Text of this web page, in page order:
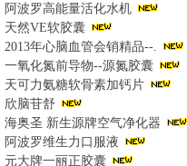
阿波罗高能量活化水机
天然VE软胶囊
2013年心脑血管会销精品--.
一氧化氮前导物--源氮胶囊
天可力氨糖软骨素加钙片
欣脑苷舒
海奥圣 新生源牌空气净化器
阿波罗维生力口服液
元大牌一丽正胶囊